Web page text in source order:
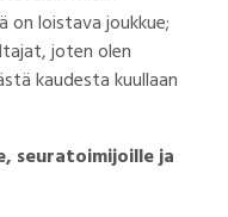
on loistava joukkue;
joten olen
kaudesta kuullaan
seuratoimijoille ja